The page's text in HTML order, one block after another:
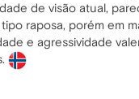
de visão atual,
raposa, porém em
e agressividade